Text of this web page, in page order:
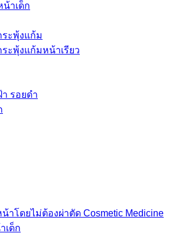
าเด็ก
ะพุ้งแก้ม
ะพุ้งแก้มหน้าเรียว
รอยดำ
าโดยไม่ต้องผ่าตัด Cosmetic Medicine
เด็ก